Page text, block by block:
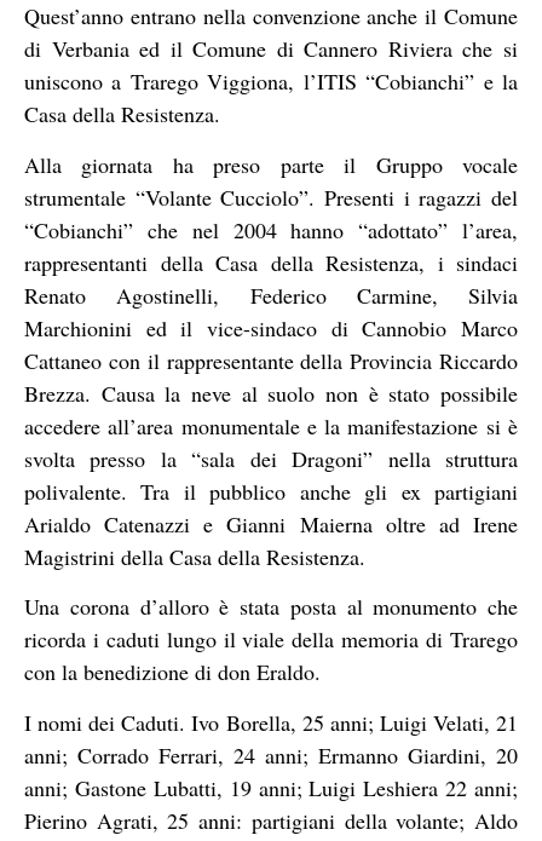
Quest’anno entrano nella convenzione anche il Comune
di Verbania ed il Comune di Cannero Riviera che si
uniscono a Trarego Viggiona, l’ITIS “Cobianchi” e la
Casa della Resistenza.
Alla giornata ha preso parte il Gruppo vocale
strumentale “Volante Cucciolo”. Presenti i ragazzi del
“Cobianchi” che nel 2004 hanno “adottato” l’area,
rappresentanti della Casa della Resistenza, i sindaci
Renato Agostinelli, Federico Carmine, Silvia
Marchionini ed il vice-sindaco di Cannobio Marco
Cattaneo con il rappresentante della Provincia Riccardo
Brezza. Causa la neve al suolo non è stato possibile
accedere all’area monumentale e la manifestazione si è
svolta presso la “sala dei Dragoni” nella struttura
polivalente. Tra il pubblico anche gli ex partigiani
Arialdo Catenazzi e Gianni Maierna oltre ad Irene
Magistrini della Casa della Resistenza.
Una corona d’alloro è stata posta al monumento che
ricorda i caduti lungo il viale della memoria di Trarego
con la benedizione di don Eraldo.
I nomi dei Caduti. Ivo Borella, 25 anni; Luigi Velati, 21
anni; Corrado Ferrari, 24 anni; Ermanno Giardini, 20
anni; Gastone Lubatti, 19 anni; Luigi Leshiera 22 anni;
Pierino Agrati, 25 anni: partigiani della volante; Aldo